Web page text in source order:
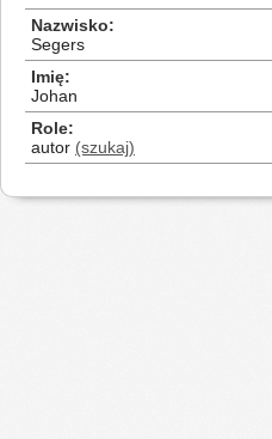
Nazwisko
Segers
Imię
Johan
Role
autor (szukaj)